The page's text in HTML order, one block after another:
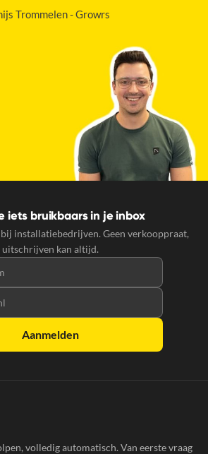
Trommelen - Growrs
iets bruikbaars in je inbox
installatiebedrijven. Geen verkooppraat,
uitschrijven kan altijd.
Aanmelden
volledig automatisch. Van eerste vraag